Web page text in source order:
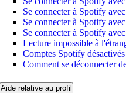
Se connecter à Spotify
Se connecter à Spotify
Se connecter à Spotify
Lecture impossible à
Comptes Spotify désactivés
Comment se déconnecter
Aide relative au profil